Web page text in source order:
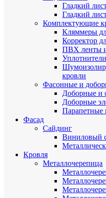
Гладкий
Гладкий
Комплектующие
Кляммеры
Корректор
ПВХ ленты
Уплотнители
кровли
Фасонные и
Доборные и
Доборные
Фасад
Сайдинг
Виниловый
Кровля
Металлочерепица